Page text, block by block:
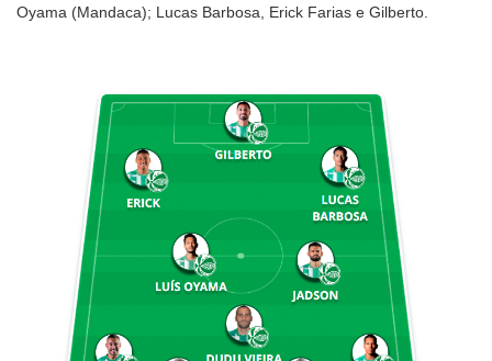
Oyama (Mandaca); Lucas Barbosa, Erick Farias e Gilberto.